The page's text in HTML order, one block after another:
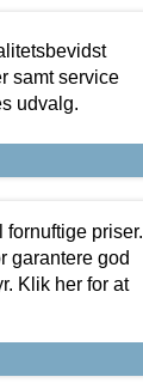
samt service
udvalg.
priser.
garantere god
Klik her for at